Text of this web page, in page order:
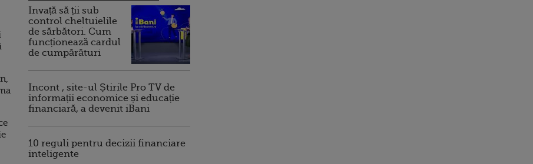
Invață să ții sub
control cheltuielile
de sărbători. Cum
funcționează cardul
de cumpărături
Incont , site-ul Știrile Pro TV de
informații economice și educație
financiară, a devenit iBani
10 reguli pentru decizii financiare
inteligente